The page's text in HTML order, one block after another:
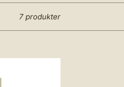
7 produkter